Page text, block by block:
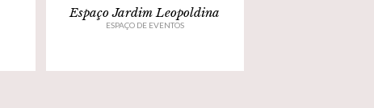
Espaço Jardim Leopoldina
ESPAÇO DE EVENTOS